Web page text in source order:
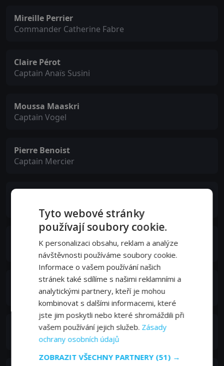
Mireille Perrier
Commander Catherine Fabre
Claire Pérot
Captain Anaïs Susini
Moussa Maaskri
Captain Vogel
Pierre Benoist
Captain Mercier
Virgile Bramly
Captain Mansart
Nicky Naudé
Captain Richert
Adel Bencherif
Luc Sartet
Tyto webové stránky
používají soubory cookie.
K personalizaci obsahu, reklam a analýze
návštěvnosti používáme soubory cookie.
Informace o vašem používání našich
stránek také sdílíme s našimi reklamními a
analytickými partnery, kteří je mohou
kombinovat s dalšími informacemi, které
jste jim poskytli nebo které shromáždili při
vašem používání jejich služeb. Zásady
ochrany osobních údajů
ZOBRAZIT VŠECHNY PARTNERY (51) →